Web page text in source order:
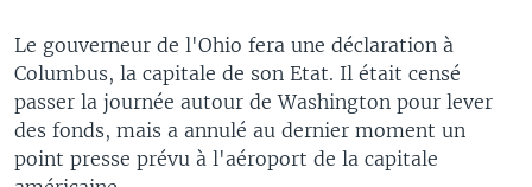
Le gouverneur de l'Ohio fera une déclaration à
Columbus, la capitale de son Etat. Il était censé
passer la journée autour de Washington pour lever
des fonds, mais a annulé au dernier moment un
point presse prévu à l'aéroport de la capitale